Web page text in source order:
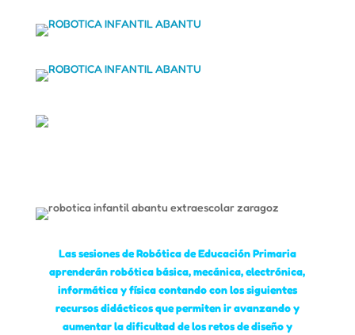
Las sesiones de Robótica de Educación Primaria
aprenderán robótica básica, mecánica, electrónica,
informática y física contando con los siguientes
recursos didácticos que permiten ir avanzando y
aumentar la dificultad de los retos de diseño y